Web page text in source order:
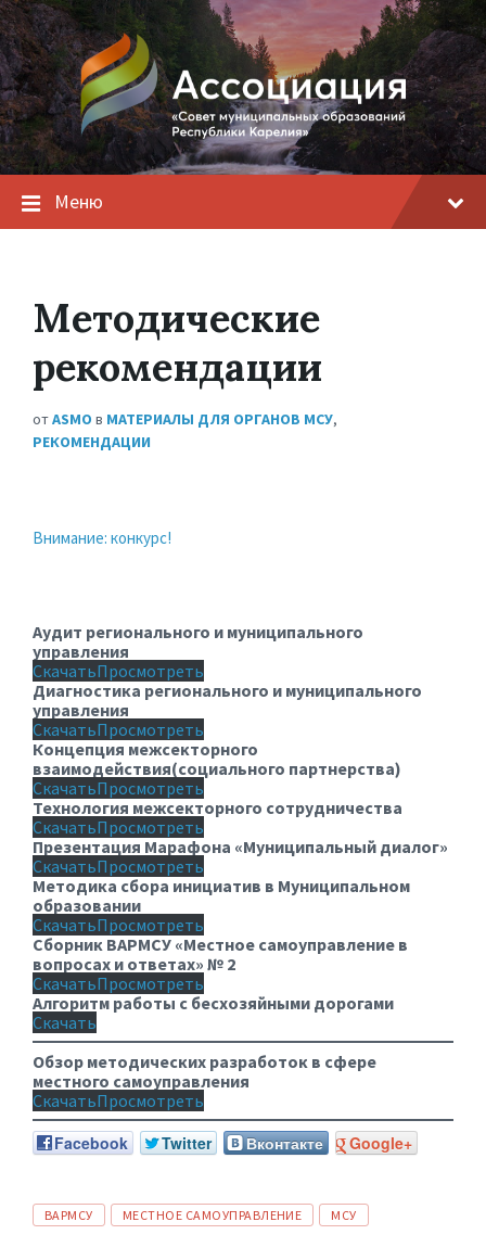
Меню
Методические
рекомендации
отASMO в МАТЕРИАЛЫ ДЛЯ ОРГАНОВ МСУ,
РЕКОМЕНДАЦИИ
Внимание: конкурс!
Аудит регионального и муниципального
управления
СкачатьПросмотреть
Диагностика регионального и муниципального
управления
СкачатьПросмотреть
Концепция межсекторного
взаимодействия(социального партнерства)
СкачатьПросмотреть
Технология межсекторного сотрудничества
СкачатьПросмотреть
Презентация Марафона «Муниципальный диалог»
СкачатьПросмотреть
Методика сбора инициатив в Муниципальном
образовании
СкачатьПросмотреть
Сборник ВАРМСУ «Местное самоуправление в
вопросах и ответах» № 2
СкачатьПросмотреть
Алгоритм работы с бесхозяйными дорогами
Скачать
Обзор методических разработок в сфере
местного самоуправления
СкачатьПросмотреть
Facebook
Twitter Вконтакте Google+
ТЕГИ:
ВАРМСУ МЕСТНОЕ САМОУПРАВЛЕНИЕ МСУ